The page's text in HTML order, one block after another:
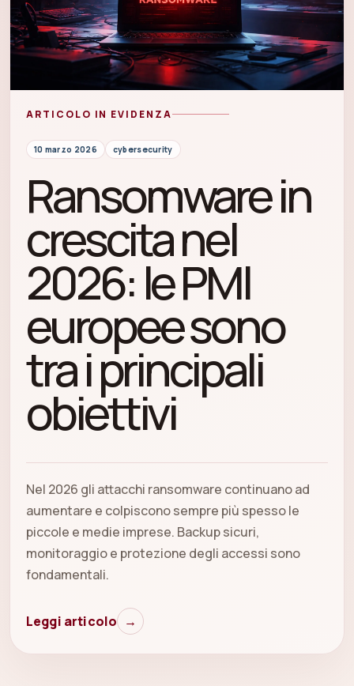
ARTICOLO IN EVIDENZA
10 marzo 2026 cybersecurity
Ransomware in
crescita nel
2026: le PMI
europee sono
tra i principali
obiettivi
Nel 2026 gli attacchi ransomware continuano ad
aumentare e colpiscono sempre più spesso le
piccole e medie imprese. Backup sicuri,
monitoraggio e protezione degli accessi sono
fondamentali.
Leggi articolo →